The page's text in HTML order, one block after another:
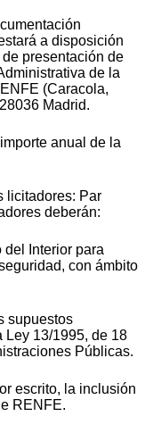
a disposición
presentación de
de la
(Caracola,
Madrid.
anual de la
licitadores: Par
deberán:
del Interior para
con ámbito
supuestos
Ley 13/1995, de 18
Públicas.
escrito, la inclusión
RENFE.